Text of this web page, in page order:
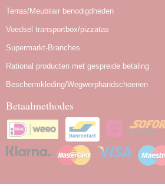
Terras/Meubilair benodigdheden
Voedsel transportbox/pizzatas
Supermarkt-Branches
Rational producten met gespreide betaling
Beschermkleding/Wegwerphandschoenen
Betaalmethodes